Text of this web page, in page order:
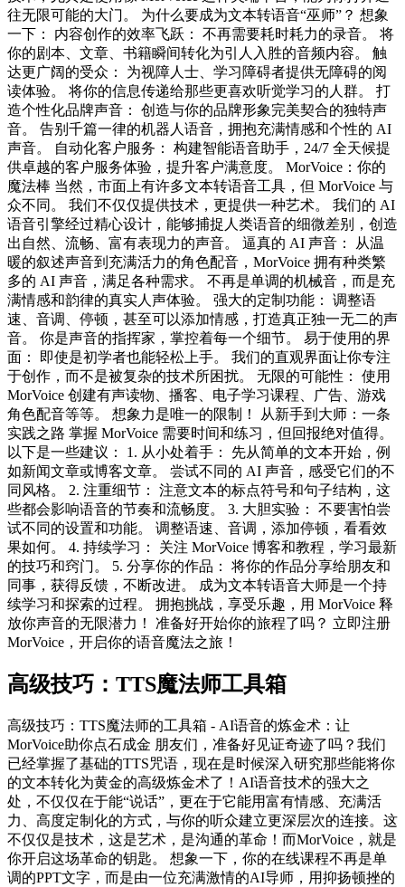
往无限可能的大门。 为什么要成为文本转语音“巫师”？ 想象
一下： 内容创作的效率飞跃： 不再需要耗时耗力的录音。 将
你的剧本、文章、书籍瞬间转化为引人入胜的音频内容。 触
达更广阔的受众： 为视障人士、学习障碍者提供无障碍的阅
读体验。 将你的信息传递给那些更喜欢听觉学习的人群。 打
造个性化品牌声音： 创造与你的品牌形象完美契合的独特声
音。 告别千篇一律的机器人语音，拥抱充满情感和个性的 AI
声音。 自动化客户服务： 构建智能语音助手，24/7 全天候提
供卓越的客户服务体验，提升客户满意度。 MorVoice：你的
魔法棒 当然，市面上有许多文本转语音工具，但 MorVoice 与
众不同。 我们不仅仅提供技术，更提供一种艺术。 我们的 AI
语音引擎经过精心设计，能够捕捉人类语音的细微差别，创造
出自然、流畅、富有表现力的声音。 逼真的 AI 声音： 从温
暖的叙述声音到充满活力的角色配音，MorVoice 拥有种类繁
多的 AI 声音，满足各种需求。 不再是单调的机械音，而是充
满情感和韵律的真实人声体验。 强大的定制功能： 调整语
速、音调、停顿，甚至可以添加情感，打造真正独一无二的声
音。 你是声音的指挥家，掌控着每一个细节。 易于使用的界
面： 即使是初学者也能轻松上手。 我们的直观界面让你专注
于创作，而不是被复杂的技术所困扰。 无限的可能性： 使用
MorVoice 创建有声读物、播客、电子学习课程、广告、游戏
角色配音等等。 想象力是唯一的限制！ 从新手到大师：一条
实践之路 掌握 MorVoice 需要时间和练习，但回报绝对值得。
以下是一些建议： 1. 从小处着手： 先从简单的文本开始，例
如新闻文章或博客文章。 尝试不同的 AI 声音，感受它们的不
同风格。 2. 注重细节： 注意文本的标点符号和句子结构，这
些都会影响语音的节奏和流畅度。 3. 大胆实验： 不要害怕尝
试不同的设置和功能。 调整语速、音调，添加停顿，看看效
果如何。 4. 持续学习： 关注 MorVoice 博客和教程，学习最新
的技巧和窍门。 5. 分享你的作品： 将你的作品分享给朋友和
同事，获得反馈，不断改进。 成为文本转语音大师是一个持
续学习和探索的过程。 拥抱挑战，享受乐趣，用 MorVoice 释
放你声音的无限潜力！ 准备好开始你的旅程了吗？ 立即注册
MorVoice，开启你的语音魔法之旅！
高级技巧：TTS魔法师工具箱
高级技巧：TTS魔法师的工具箱 - AI语音的炼金术：让
MorVoice助你点石成金 朋友们，准备好见证奇迹了吗？我们
已经掌握了基础的TTS咒语，现在是时候深入研究那些能将你
的文本转化为黄金的高级炼金术了！AI语音技术的强大之
处，不仅仅在于能“说话”，更在于它能用富有情感、充满活
力、高度定制化的方式，与你的听众建立更深层次的连接。这
不仅仅是技术，这是艺术，是沟通的革命！而MorVoice，就是
你开启这场革命的钥匙。 想象一下，你的在线课程不再是单
调的PPT文字，而是由一位充满激情的AI导师，用抑扬顿挫的